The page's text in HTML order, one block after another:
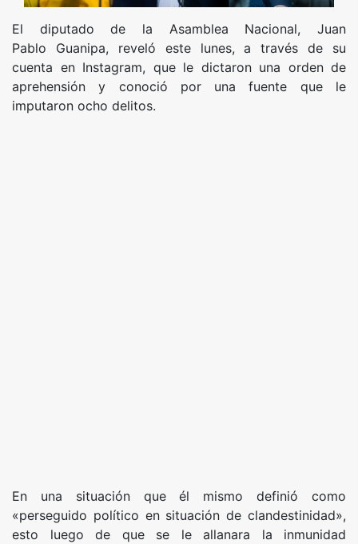
El diputado de la Asamblea Nacional, Juan
Pablo Guanipa, reveló este lunes, a través de su
cuenta en Instagram, que le dictaron una orden de
aprehensión y conoció por una fuente que le
imputaron ocho delitos.
En una situación que él mismo definió como
«perseguido político en situación de clandestinidad»,
esto luego de que se le allanara la inmunidad